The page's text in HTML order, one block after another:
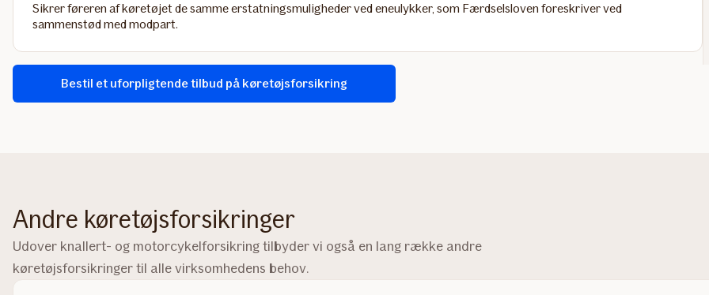
Sikrer føreren af køretøjet de samme erstatningsmuligheder ved eneulykker, som Færdselsloven foreskriver ved
sammenstød med modpart.
Bestil et uforpligtende tilbud på køretøjsforsikring
Andre køretøjsforsikringer
Udover knallert- og motorcykelforsikring tilbyder vi også en lang række andre
køretøjsforsikringer til alle virksomhedens behov.